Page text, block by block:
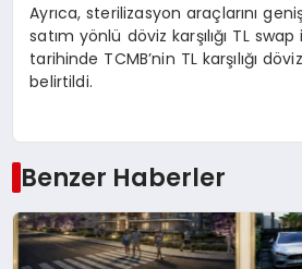
Ayrıca, sterilizasyon araçlarını
satım yönlü döviz karşılığı TL
tarihinde TCMB’nin TL karşılığı
belirtildi.
Benzer Haberler